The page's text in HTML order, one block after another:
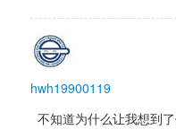
hwh19900119
不知道为什么让我想到